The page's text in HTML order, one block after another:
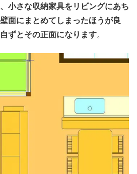
小さな収納家具をリビングにあち
面にまとめてしまったほうが良
ずとその正面になります。